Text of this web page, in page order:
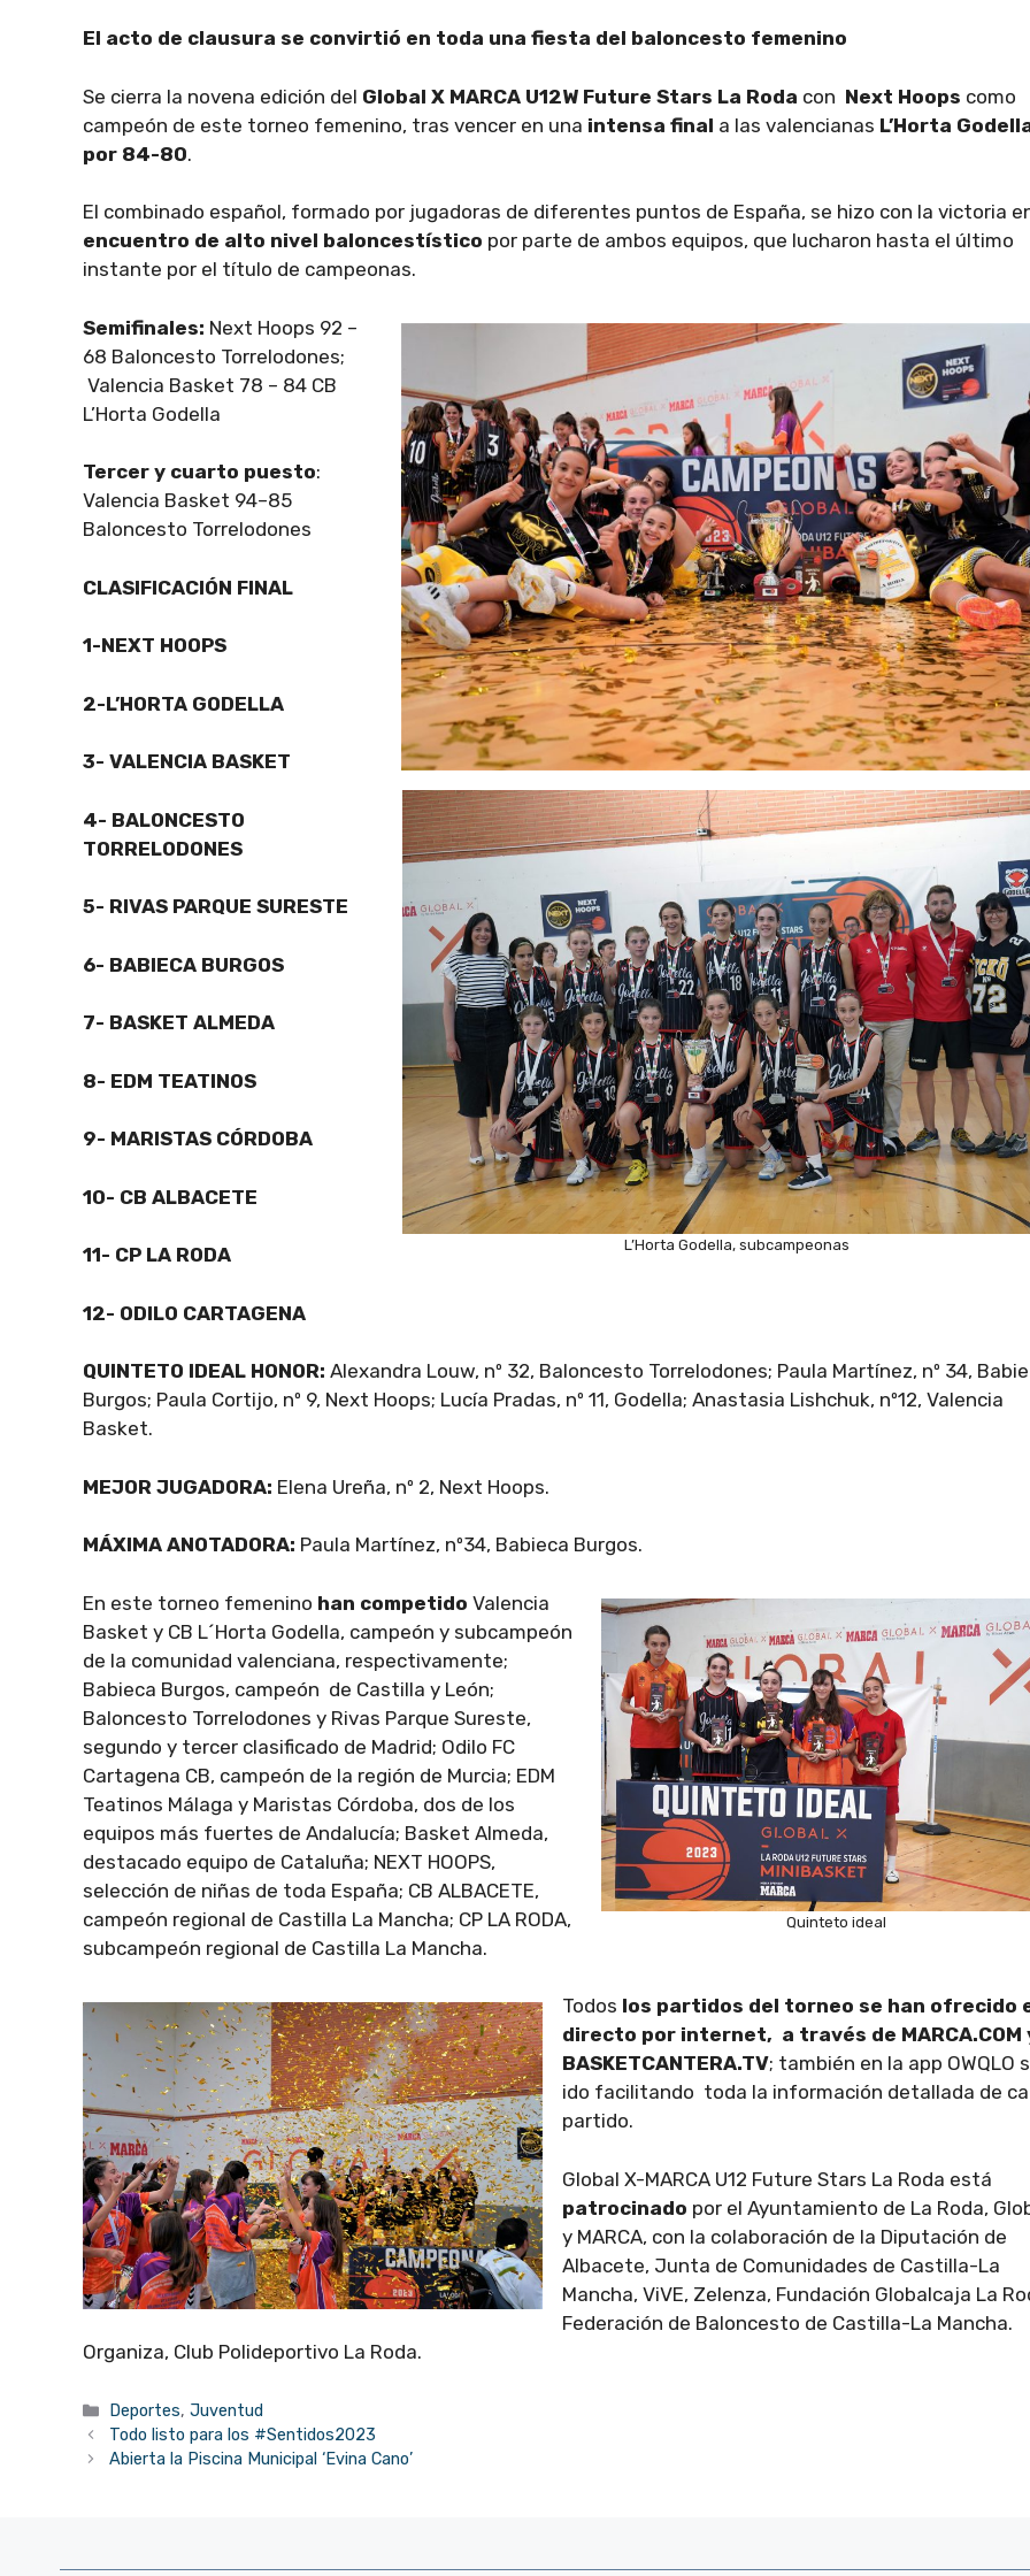
El acto de clausura se convirtió en toda una fiesta del baloncesto femenino
Se cierra la novena edición del Global X MARCA U12W Future Stars La Roda con Next Hoops como
campeón de este torneo femenino, tras vencer en una intensa final a las valencianas L’Horta
por 84-80.
El combinado español, formado por jugadoras de diferentes puntos de España, se hizo con la victoria
encuentro de alto nivel baloncestístico por parte de ambos equipos, que lucharon hasta el último
instante por el título de campeonas.
L’Horta Godella, subcampeonas
Semifinales: Next Hoops 92 –
68 Baloncesto Torrelodones;
Valencia Basket 78 – 84 CB
L’Horta Godella
Tercer y cuarto puesto:
Valencia Basket 94–85
Baloncesto Torrelodones
CLASIFICACIÓN FINAL
1-NEXT HOOPS
2-L’HORTA GODELLA
3- VALENCIA BASKET
4- BALONCESTO
TORRELODONES
5- RIVAS PARQUE SURESTE
6- BABIECA BURGOS
7- BASKET ALMEDA
8- EDM TEATINOS
9- MARISTAS CÓRDOBA
10- CB ALBACETE
11- CP LA RODA
12- ODILO CARTAGENA
QUINTETO IDEAL HONOR: Alexandra Louw, nº 32, Baloncesto Torrelodones; Paula Martínez, nº 34,
Burgos; Paula Cortijo, nº 9, Next Hoops; Lucía Pradas, nº 11, Godella; Anastasia Lishchuk, nº12, Valencia
Basket.
MEJOR JUGADORA: Elena Ureña, nº 2, Next Hoops.
MÁXIMA ANOTADORA: Paula Martínez, nº34, Babieca Burgos.
Quinteto ideal
En este torneo femenino han competido Valencia
Basket y CB L´Horta Godella, campeón y subcampeón
de la comunidad valenciana, respectivamente;
Babieca Burgos, campeón de Castilla y León;
Baloncesto Torrelodones y Rivas Parque Sureste,
segundo y tercer clasificado de Madrid; Odilo FC
Cartagena CB, campeón de la región de Murcia; EDM
Teatinos Málaga y Maristas Córdoba, dos de los
equipos más fuertes de Andalucía; Basket Almeda,
destacado equipo de Cataluña; NEXT HOOPS,
selección de niñas de toda España; CB ALBACETE,
campeón regional de Castilla La Mancha; CP LA RODA,
subcampeón regional de Castilla La Mancha.
Todos los partidos del torneo se han ofrecido
directo por internet, a través de MARCA.COM
BASKETCANTERA.TV; también en la app OWQLO
ido facilitando toda la información detallada de
partido.
Global X-MARCA U12 Future Stars La Roda está
patrocinado por el Ayuntamiento de La Roda,
y MARCA, con la colaboración de la Diputación de
Albacete, Junta de Comunidades de Castilla-La
Mancha, ViVE, Zelenza, Fundación Globalcaja La
Federación de Baloncesto de Castilla-La Mancha.
Organiza, Club Polideportivo La Roda.
Categorías
Deportes,Juventud
Todo listo para los #Sentidos2023
Abierta la Piscina Municipal ‘Evina Cano’